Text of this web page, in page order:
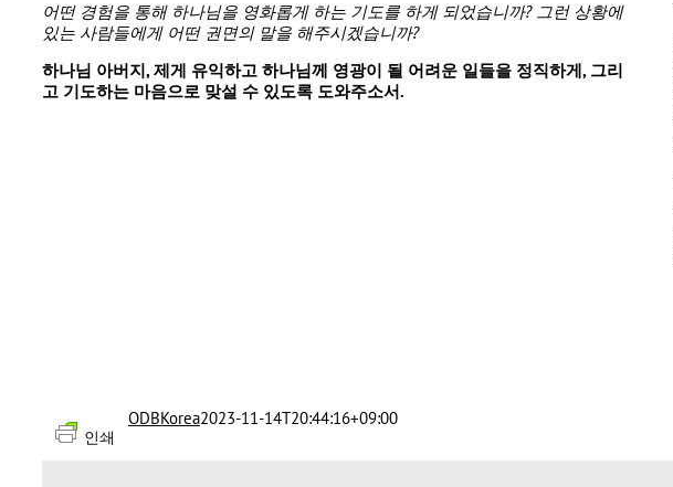
어떤 경험을 통해 하나님을 영화롭게 하는 기도를 하게 되었습니까? 그런 상황에
있는 사람들에게 어떤 권면의 말을 해주시겠습니까?
하나님 아버지,제게 유익하고 하나님께 영광이 될 어려운 일들을 정직하게, 그리
고 기도하는 마음으로 맞설 수 있도록 도와주소서.
인쇄
ODBKorea2023-11-14T20:44:16+09:00